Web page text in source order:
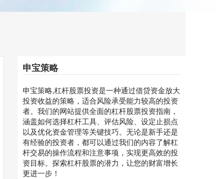
申宝策略
申宝策略,杠杆股票投资是一种通过借贷资金放大
投资收益的策略，适合风险承受能力较高的投资
者。我们的网站提供全面的杠杆股票投资指南，
涵盖如何选择杠杆工具、评估风险、设定止损点
以及优化资金管理等关键技巧。无论是新手还是
有经验的投资者，都可以通过我们的内容了解杠
杆交易的操作流程和注意事项，实现更高效的投
资目标。探索杠杆股票的潜力，让您的财富增长
更进一步！